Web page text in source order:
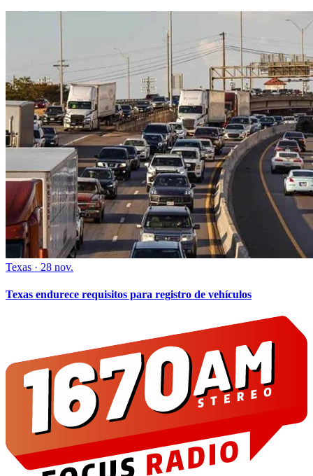
Texas · 28 nov.
Texas endurece requisitos para registro de vehículos